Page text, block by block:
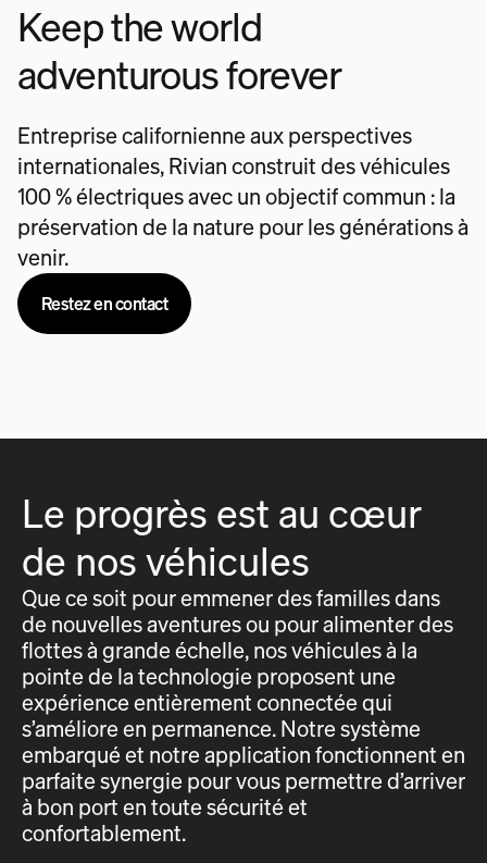
Keep the world
adventurous forever
Entreprise californienne aux perspectives
internationales, Rivian construit des véhicules
100 % électriques avec un objectif commun : la
préservation de la nature pour les générations à
venir.
Restez en contact
Le progrès est au cœur
de nos véhicules
Que ce soit pour emmener des familles dans
de nouvelles aventures ou pour alimenter des
flottes à grande échelle, nos véhicules à la
pointe de la technologie proposent une
expérience entièrement connectée qui
s’améliore en permanence. Notre système
embarqué et notre application fonctionnent en
parfaite synergie pour vous permettre d’arriver
à bon port en toute sécurité et
confortablement.